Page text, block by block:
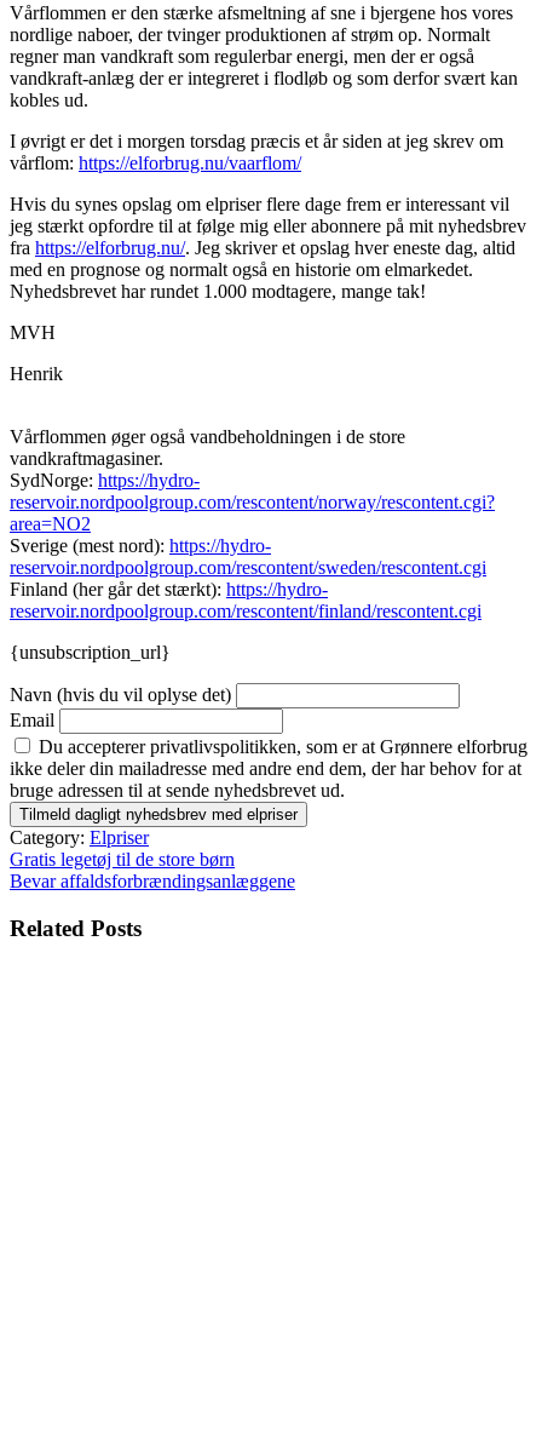
Vårflommen er den stærke afsmeltning af sne i bjergene hos vores
nordlige naboer, der tvinger produktionen af strøm op. Normalt
regner man vandkraft som regulerbar energi, men der er også
vandkraft-anlæg der er integreret i flodløb og som derfor svært kan
kobles ud.
I øvrigt er det i morgen torsdag præcis et år siden at jeg skrev om
vårflom: https://elforbrug.nu/vaarflom/
Hvis du synes opslag om elpriser flere dage frem er interessant vil
jeg stærkt opfordre til at følge mig eller abonnere på mit nyhedsbrev
fra https://elforbrug.nu/. Jeg skriver et opslag hver eneste dag, altid
med en prognose og normalt også en historie om elmarkedet.
Nyhedsbrevet har rundet 1.000 modtagere, mange tak!
MVH
Henrik
Vårflommen øger også vandbeholdningen i de store
vandkraftmagasiner.
SydNorge: https://hydro-
reservoir.nordpoolgroup.com/rescontent/norway/rescontent.cgi?
area=NO2
Sverige (mest nord): https://hydro-
reservoir.nordpoolgroup.com/rescontent/sweden/rescontent.cgi
Finland (her går det stærkt): https://hydro-
reservoir.nordpoolgroup.com/rescontent/finland/rescontent.cgi
{unsubscription_url}
Navn (hvis du vil oplyse det)
Email
Du accepterer privatlivspolitikken, som er at Grønnere elforbrug
ikke deler din mailadresse med andre end dem, der har behov for at
bruge adressen til at sende nyhedsbrevet ud.
Category: Elpriser
Indlægsnavigation
Gratis legetøj til de store børn
Bevar affaldsforbrændingsanlæggene
Related Posts